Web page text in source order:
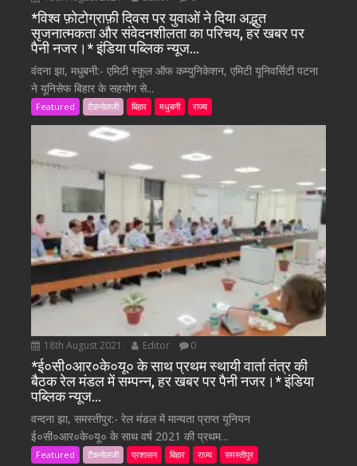
*विश्व फ़ोटोग्राफ़ी दिवस पर युवाओं ने दिया अद्भुत
सृजनात्मकता और संवेदनशीलता का परिचय, हर खबर पर
पैनी नजर।* इंडिया पब्लिक न्यूज…
वंदना झा, मधुबनी:- एमिटी स्कूल ऑफ कम्युनिकेशन, एमिटी यूनिवर्सिटी पटना
ने यूनिसेफ बिहार के सहयोग से...
Featured टैकनोलजी बिहार मधुबनी राज्य
18th August 2021 Editor 0
*ई०सी०आर०के०यू० के साथ प्रथम स्थायी वार्ता तंत्र की
बैठक रेल मंडल में सम्पन्न, हर खबर पर पैनी नजर।* इंडिया
पब्लिक न्यूज…
वन्दना झा, समस्तीपुर:- रेल मंडल में मान्यता प्राप्त यूनियन
ई०सी०आर०के०यू० के साथ वर्ष 2021 की प्रथम...
Featured टैकनोलजी प्रशासन बिहार राज्य समस्तीपुर